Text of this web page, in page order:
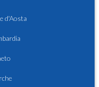
d'Aosta